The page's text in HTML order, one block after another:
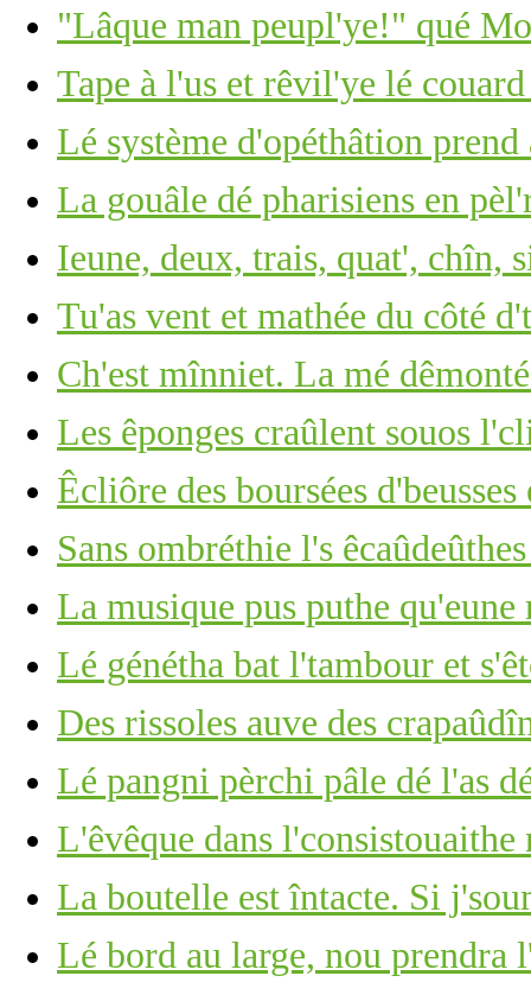
"Lâque man peupl'ye!" qué
Tape à l'us et rêvil'ye lé
Lé système d'opéthâtion prend
La gouâle dé pharisiens en
Ieune, deux, trais, quat', chîn,
Tu'as vent et mathée du côté
Ch'est mînniet. La mé
Les êponges craûlent souos
Êcliôre des boursées
Sans ombréthie l's
La musique pus puthe
Lé génétha bat l'tambour et
Des rissoles auve des
Lé pangni pèrchi pâle dé l'as
L'êvêque dans l'consistouaithe
La boutelle est întacte. Si
Lé bord au large, nou prendra